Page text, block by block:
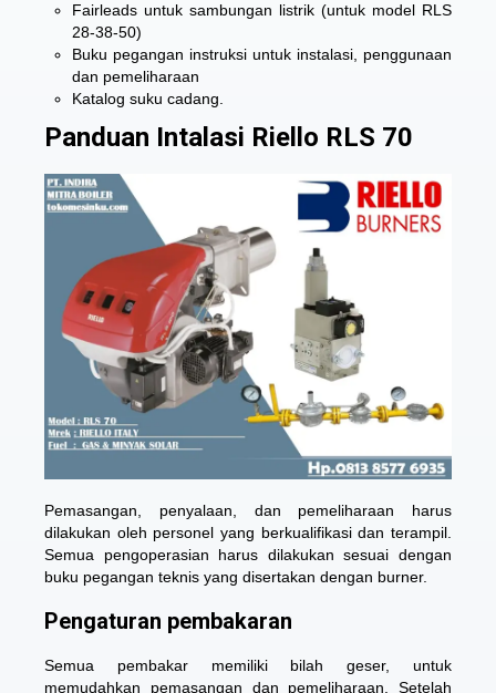
Fairleads untuk sambungan listrik (untuk model RLS
28-38-50)
Buku pegangan instruksi untuk instalasi, penggunaan
dan pemeliharaan
Katalog suku cadang.
Panduan Intalasi Riello RLS 70
Pemasangan, penyalaan, dan pemeliharaan harus
dilakukan oleh personel yang berkualifikasi dan terampil.
Semua pengoperasian harus dilakukan sesuai dengan
buku pegangan teknis yang disertakan dengan burner.
Pengaturan pembakaran
Semua pembakar memiliki bilah geser, untuk
memudahkan pemasangan dan pemeliharaan. Setelah